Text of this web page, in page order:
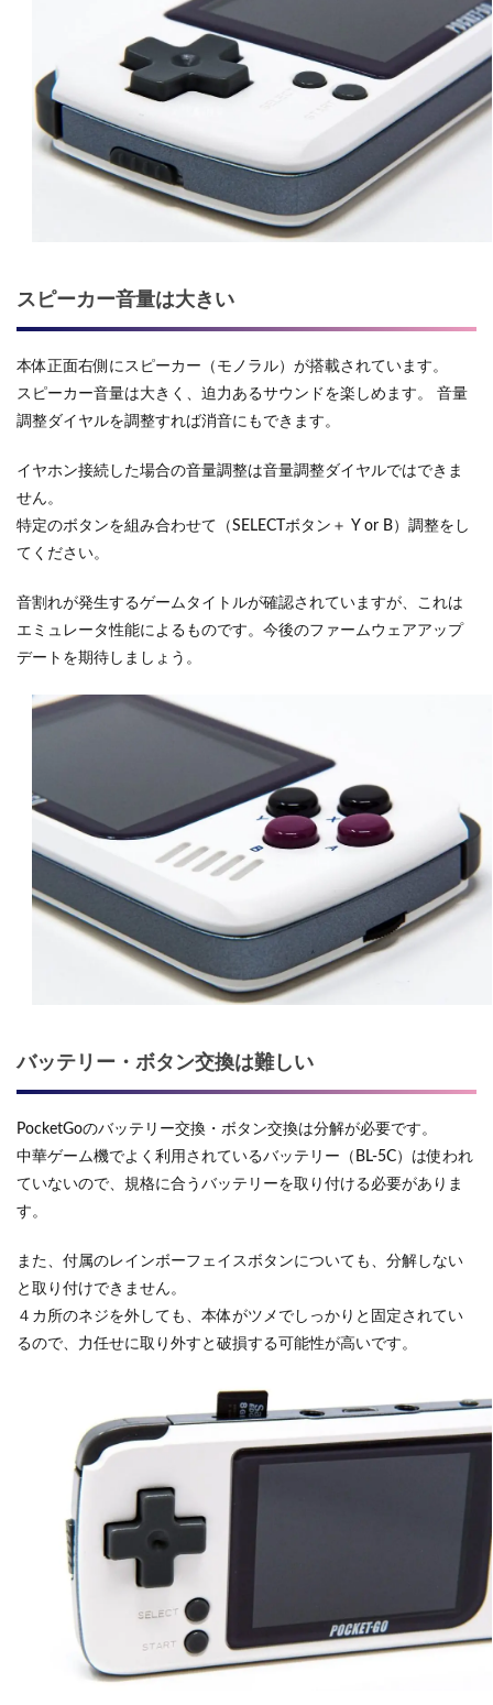
スピーカー音量は大きい
本体正面右側にスピーカー（モノラル）が搭載されています。
スピーカー音量は大きく、迫力あるサウンドを楽しめます。 音量
調整ダイヤルを調整すれば消音にもできます。
イヤホン接続した場合の音量調整は音量調整ダイヤルではできま
せん。
特定のボタンを組み合わせて（SELECTボタン＋ Y or B）調整をし
てください。
音割れが発生するゲームタイトルが確認されていますが、これは
エミュレータ性能によるものです。今後のファームウェアアップ
デートを期待しましょう。
バッテリー・ボタン交換は難しい
PocketGoのバッテリー交換・ボタン交換は分解が必要です。
中華ゲーム機でよく利用されているバッテリー（BL-5C）は使われ
ていないので、規格に合うバッテリーを取り付ける必要がありま
す。
また、付属のレインボーフェイスボタンについても、分解しない
と取り付けできません。
４カ所のネジを外しても、本体がツメでしっかりと固定されてい
るので、力任せに取り外すと破損する可能性が高いです。